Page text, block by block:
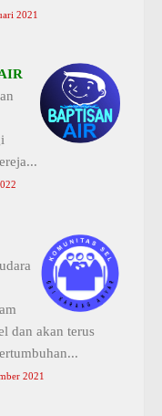
2021
dan akan terus
2021